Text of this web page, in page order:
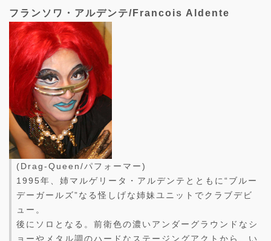
フランソワ・アルデンテ/Francois Aldente
(Drag-Queen/パフォーマー)
1995年、姉マルゲリータ・アルデンテとともに“ブルー
デーガールズ”なる怪しげな姉妹ユニットでクラブデビ
ュー。
後にソロとなる。前衛色の濃いアンダーグラウンドなシ
ョーやメタル調のハードなステージングアクトから、い